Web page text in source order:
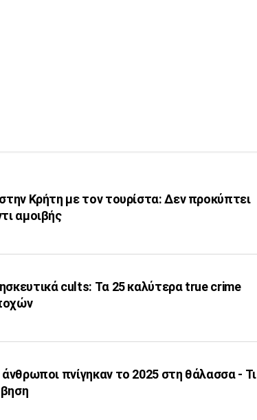
Κρήτη με τον τουρίστα: Δεν προκύπτει
αμοιβής
cults: Τα 25 καλύτερα true crime
πνίγηκαν το 2025 στη θάλασσα - Τι